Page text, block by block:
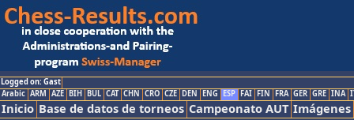
Logged on: Gast
Arabic ARM AZE BIH BUL CAT CHN CRO CZE DEN ENG ESP FAI FIN FRA GER GRE INA
Inicio Base de datos de torneos Campeonato AUT Imágenes